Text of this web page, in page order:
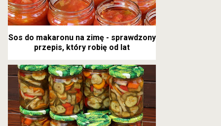
Sos do makaronu na zimę - sprawdzony
przepis, który robię od lat